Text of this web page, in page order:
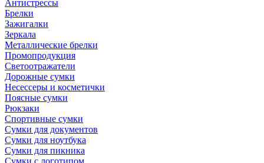
Антистрессы
Брелки
Зажигалки
Зеркала
Металлические брелки
Промопродукция
Светоотражатели
Дорожные сумки
Несессеры и косметички
Поясные сумки
Рюкзаки
Спортивные сумки
Сумки для документов
Сумки для ноутбука
Сумки для пикника